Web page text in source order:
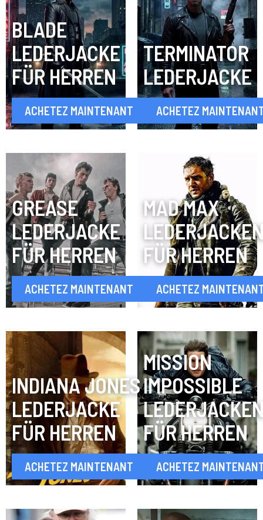
BLADE
LEDERJACKE
FÜR HERREN
ACHETEZ MAINTENANT
TERMINATOR
LEDERJACKE
ACHETEZ
GREASE
LEDERJACKE
FÜR HERREN
ACHETEZ MAINTENANT
MAD MAX
FÜR HERREN
ACHETEZ
INDIANA JONES
LEDERJACKE
FÜR HERREN
ACHETEZ MAINTENANT
MISSION
IMPOSSIBLE
FÜR HERREN
ACHETEZ